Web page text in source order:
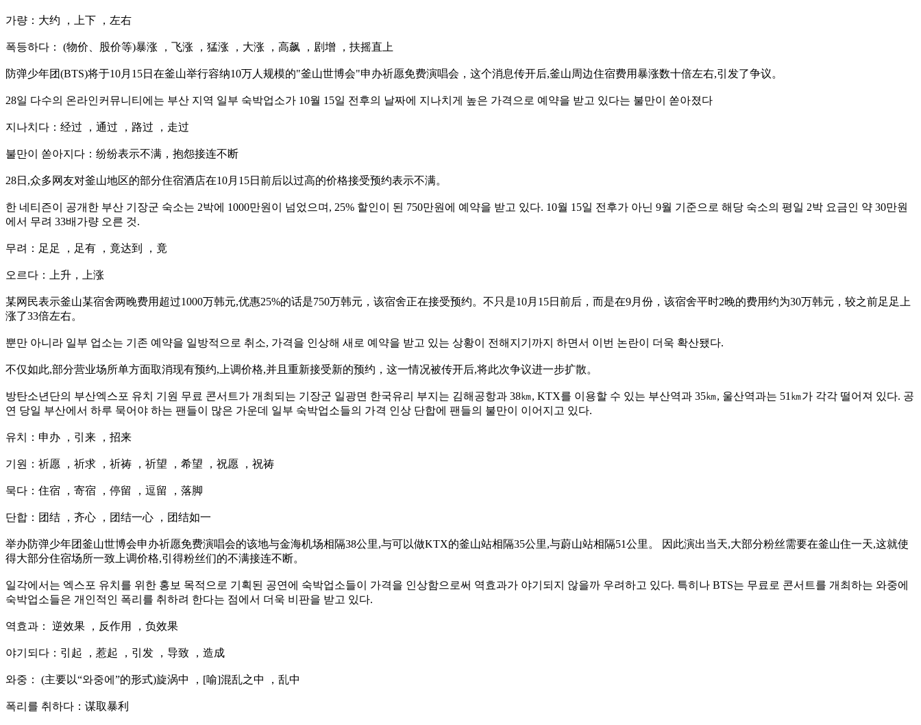
가량：大约 ，上下 ，左右
폭등하다： (物价、股价等)暴涨 ，飞涨 ，猛涨 ，大涨 ，高飙 ，剧增 ，扶摇直上
防弹少年团(BTS)将于10月15日在釜山举行容纳10万人规模的"釜山世博会"申办祈愿免费演唱会，这个消息传开后,釜山周边住宿费用暴涨数十倍左右,引发了争议。
28일 다수의 온라인커뮤니티에는 부산 지역 일부 숙박업소가 10월 15일 전후의 날짜에 지나치게 높은 가격으로 예약을 받고 있다는 불만이 쏟아졌다
지나치다：经过 ，通过 ，路过 ，走过
불만이 쏟아지다：纷纷表示不满，抱怨接连不断
28日,众多网友对釜山地区的部分住宿酒店在10月15日前后以过高的价格接受预约表示不满。
한 네티즌이 공개한 부산 기장군 숙소는 2박에 1000만원이 넘었으며, 25% 할인이 된 750만원에 예약을 받고 있다. 10월 15일 전후가 아닌 9월 기준으로 해당 숙소의 평일 2박 요금인 약 30만원
에서 무려 33배가량 오른 것.
무려：足足 ，足有 ，竟达到 ，竟
오르다：上升，上涨
某网民表示釜山某宿舍两晚费用超过1000万韩元,优惠25%的话是750万韩元，该宿舍正在接受预约。不只是10月15日前后，而是在9月份，该宿舍平时2晚的费用约为30万韩元，较之前足足上
涨了33倍左右。
뿐만 아니라 일부 업소는 기존 예약을 일방적으로 취소, 가격을 인상해 새로 예약을 받고 있는 상황이 전해지기까지 하면서 이번 논란이 더욱 확산됐다.
不仅如此,部分营业场所单方面取消现有预约,上调价格,并且重新接受新的预约，这一情况被传开后,将此次争议进一步扩散。
방탄소년단의 부산엑스포 유치 기원 무료 콘서트가 개최되는 기장군 일광면 한국유리 부지는 김해공항과 38㎞, KTX를 이용할 수 있는 부산역과 35㎞, 울산역과는 51㎞가 각각 떨어져 있다. 공
연 당일 부산에서 하루 묵어야 하는 팬들이 많은 가운데 일부 숙박업소들의 가격 인상 단합에 팬들의 불만이 이어지고 있다.
유치：申办 ，引来 ，招来
기원：祈愿 ，祈求 ，祈祷 ，祈望 ，希望 ，祝愿 ，祝祷
묵다：住宿 ，寄宿 ，停留 ，逗留 ，落脚
단합：团结 ，齐心 ，团结一心 ，团结如一
举办防弹少年团釜山世博会申办祈愿免费演唱会的该地与金海机场相隔38公里,与可以做KTX的釜山站相隔35公里,与蔚山站相隔51公里。 因此演出当天,大部分粉丝需要在釜山住一天,这就使
得大部分住宿场所一致上调价格,引得粉丝们的不满接连不断。
일각에서는 엑스포 유치를 위한 홍보 목적으로 기획된 공연에 숙박업소들이 가격을 인상함으로써 역효과가 야기되지 않을까 우려하고 있다. 특히나 BTS는 무료로 콘서트를 개최하는 와중에
숙박업소들은 개인적인 폭리를 취하려 한다는 점에서 더욱 비판을 받고 있다.
역효과： 逆效果 ，反作用 ，负效果
야기되다：引起 ，惹起 ，引发 ，导致 ，造成
와중： (主要以“와중에”的形式)旋涡中 ，[喻]混乱之中 ，乱中
폭리를 취하다：谋取暴利